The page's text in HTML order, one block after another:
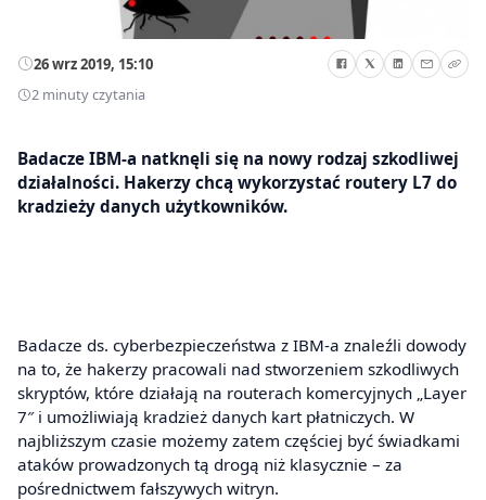
26 wrz 2019, 15:10
2 minuty czytania
Badacze IBM-a natknęli się na nowy rodzaj szkodliwej
działalności. Hakerzy chcą wykorzystać routery L7 do
kradzieży danych użytkowników.
Badacze ds. cyberbezpieczeństwa z IBM-a znaleźli dowody
na to, że hakerzy pracowali nad stworzeniem szkodliwych
skryptów, które działają na routerach komercyjnych „Layer
7″ i umożliwiają kradzież danych kart płatniczych. W
najbliższym czasie możemy zatem częściej być świadkami
ataków prowadzonych tą drogą niż klasycznie – za
pośrednictwem fałszywych witryn.